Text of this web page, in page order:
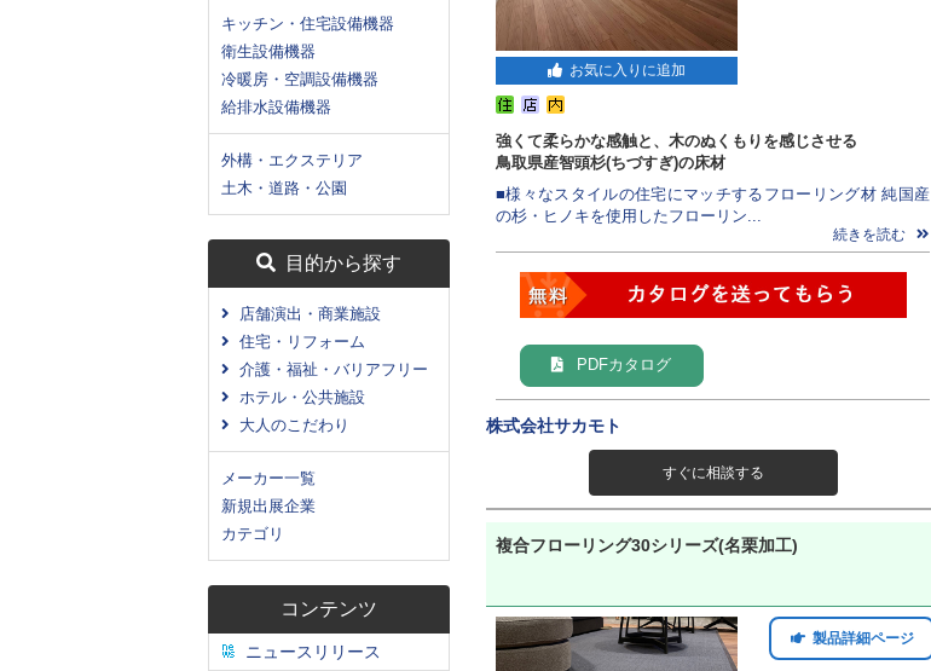
キッチン・住宅設備機器
衛生設備機器
冷暖房・空調設備機器
給排水設備機器
外構・エクステリア
土木・道路・公園
目的から探す
店舗演出・商業施設
住宅・リフォーム
介護・福祉・バリアフリー
ホテル・公共施設
大人のこだわり
メーカー一覧
新規出展企業
カテゴリ
コンテンツ
ニュースリリース
お気に入りに追加
強くて柔らかな感触と、木のぬくもりを感じさせる
鳥取県産智頭杉(ちづすぎ)の床材
■様々なスタイルの住宅にマッチするフローリング材 純国産
の杉・ヒノキを使用したフローリン...
続きを読む
PDFカタログ
株式会社サカモト
すぐに相談する
複合フローリング30シリーズ(名栗加工)
製品詳細ページ